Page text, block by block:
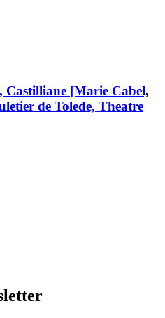
Castilliane [Marie Cabel,
de Tolede, Theatre